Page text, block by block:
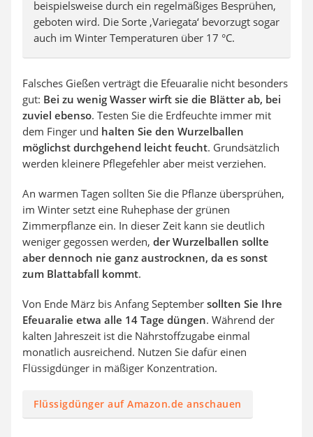
beispielsweise durch ein regelmäßiges Besprühen,
geboten wird. Die Sorte ‚Variegata‘ bevorzugt sogar
auch im Winter Temperaturen über 17 °C.
Falsches Gießen verträgt die Efeuaralie nicht besonders
gut: Bei zu wenig Wasser wirft sie die Blätter ab, bei
zuviel ebenso. Testen Sie die Erdfeuchte immer mit
dem Finger und halten Sie den Wurzelballen
möglichst durchgehend leicht feucht. Grundsätzlich
werden kleinere Pflegefehler aber meist verziehen.
An warmen Tagen sollten Sie die Pflanze übersprühen,
im Winter setzt eine Ruhephase der grünen
Zimmerpflanze ein. In dieser Zeit kann sie deutlich
weniger gegossen werden, der Wurzelballen sollte
aber dennoch nie ganz austrocknen, da es sonst
zum Blattabfall kommt.
Von Ende März bis Anfang September sollten Sie Ihre
Efeuaralie etwa alle 14 Tage düngen. Während der
kalten Jahreszeit ist die Nährstoffzugabe einmal
monatlich ausreichend. Nutzen Sie dafür einen
Flüssigdünger in mäßiger Konzentration.
Flüssigdünger auf Amazon.de anschauen